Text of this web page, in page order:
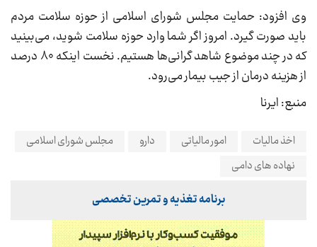
وی افزود: حمایت مجلس شورای اسلامی از حوزه سلامت مردم
باید صورت گیرد. امروز اگر شما وارد حوزه سلامت شوید، می‌بینید
که در چند موضوع شاهد گرانی‌ها هستیم. نخست اینکه ۸۰ درصد
از هزینه درمان از جیب بیمار می‌رود.
منبع: ایرنا
اخذ مالیات امور مالیاتی دارو
مجلس شورای اسلامی
نهاده های دامی
برنامه تغذیه و تمرین تخصصی